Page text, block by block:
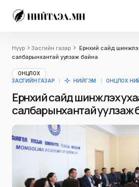
Нүүр Засгийн газар
Ерөнхий сайд
салбарынхантай уулзаж байна
ОНЦЛОХ
ЗАСГИЙН ГАЗАР
НИЙГЭМ ОНЦЛОХ
Ерөнхий сайд шинжлэх
салбарынхантай уулзаж